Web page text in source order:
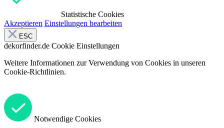
Statistische Cookies
Akzeptieren Einstellungen bearbeiten
ESC
dekorfinder.de Cookie Einstellungen
Weitere Informationen zur Verwendung von Cookies in unseren
Cookie-Richtlinien.
Notwendige Cookies